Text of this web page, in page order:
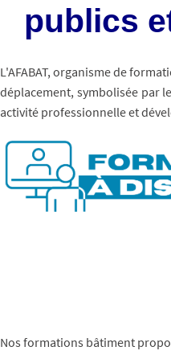
publics
L'AFABAT, organisme de
déplacement, symbolisée par
activité professionnelle et
Nos formations bâtiment